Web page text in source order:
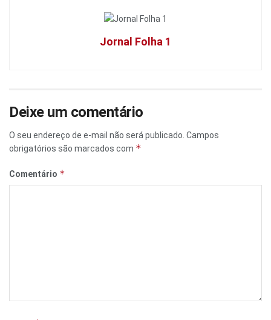
Jornal Folha 1
Deixe um comentário
O seu endereço de e-mail não será publicado. Campos
obrigatórios são marcados com *
Comentário *